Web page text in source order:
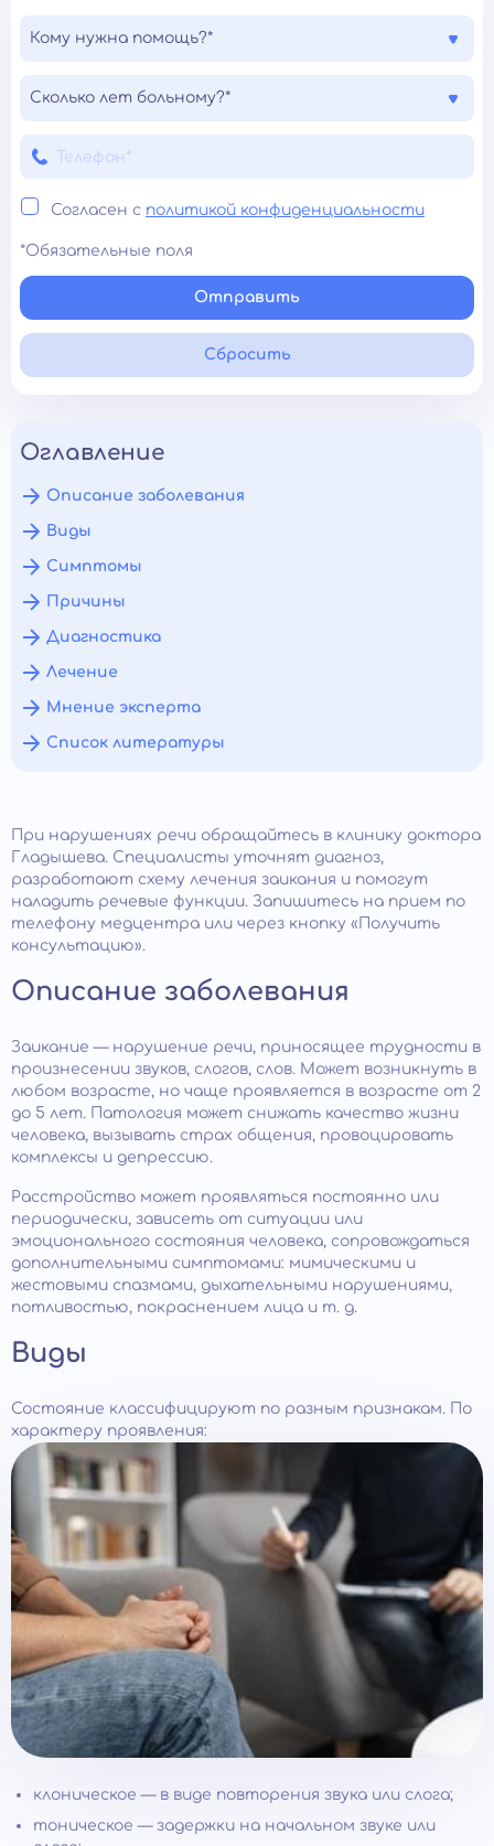
Кому нужна помощь?*
Сколько лет больному?*
Согласен с политикой конфиденциальности
*Обязательные поля
Отправить
Сбросить
Оглавление
Описание заболевания
Виды
Симптомы
Причины
Диагностика
Лечение
Мнение эксперта
Список литературы
При нарушениях речи обращайтесь в клинику доктора
Гладышева. Специалисты уточнят диагноз,
разработают схему лечения заикания и помогут
наладить речевые функции. Запишитесь на прием по
телефону медцентра или через кнопку «Получить
консультацию».
Описание заболевания
Заикание — нарушение речи, приносящее трудности в
произнесении звуков, слогов, слов. Может возникнуть в
любом возрасте, но чаще проявляется в возрасте от 2
до 5 лет. Патология может снижать качество жизни
человека, вызывать страх общения, провоцировать
комплексы и депрессию.
Расстройство может проявляться постоянно или
периодически, зависеть от ситуации или
эмоционального состояния человека, сопровождаться
дополнительными симптомами: мимическими и
жестовыми спазмами, дыхательными нарушениями,
потливостью, покраснением лица и т. д.
Виды
Состояние классифицируют по разным признакам. По
характеру проявления:
клоническое — в виде повторения звука или слога;
тоническое — задержки на начальном звуке или